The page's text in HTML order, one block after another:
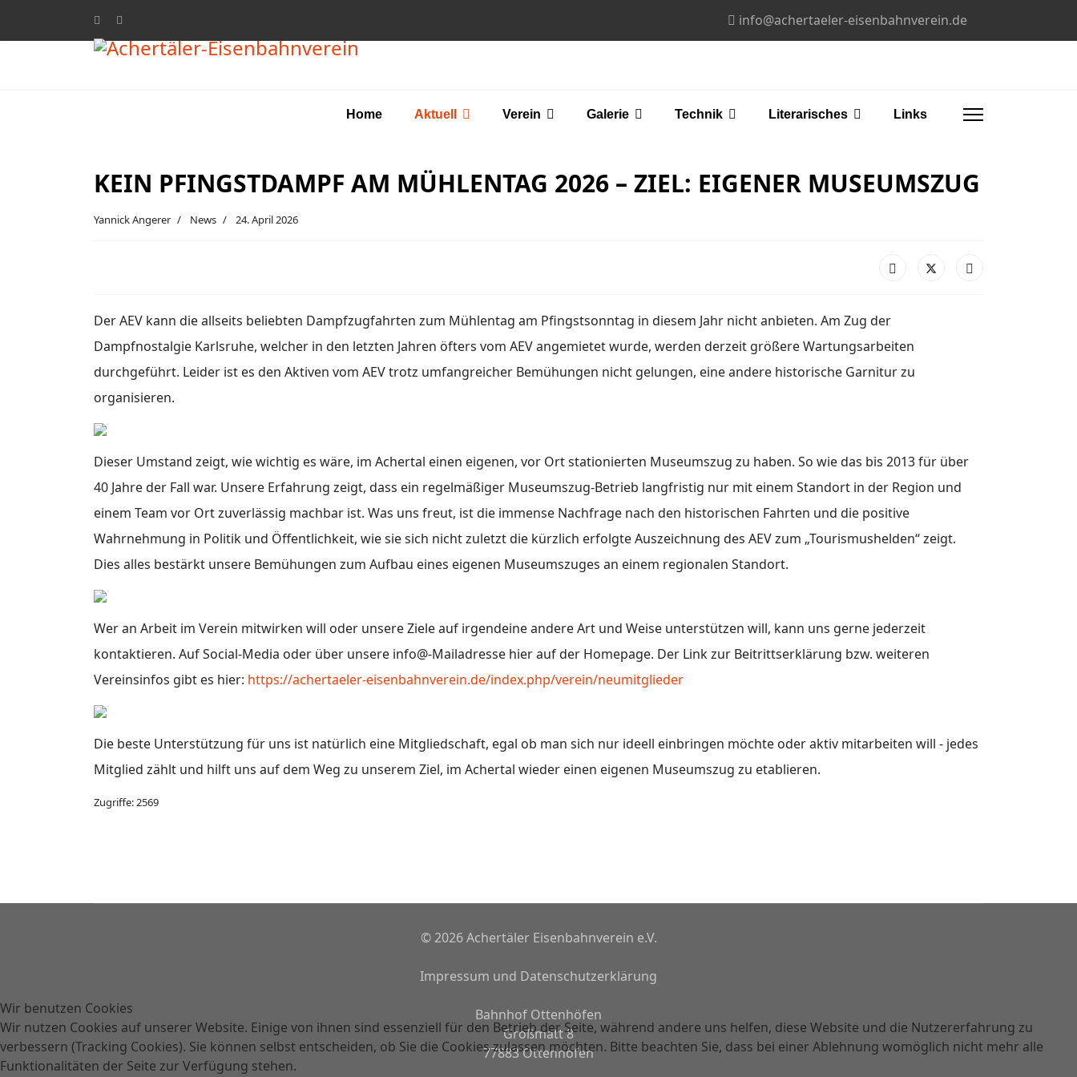
info@achertaeler-eisenbahnverein.de
Home Aktuell Verein Galerie Technik Literarisches Links
KEIN PFINGSTDAMPF AM MÜHLENTAG 2026 – ZIEL: EIGENER MUSEUMSZUG
Yannick Angerer News 24. April 2026
Der AEV kann die allseits beliebten Dampfzugfahrten zum Mühlentag am Pfingstsonntag in diesem Jahr nicht anbieten. Am Zug der
Dampfnostalgie Karlsruhe, welcher in den letzten Jahren öfters vom AEV angemietet wurde, werden derzeit größere Wartungsarbeiten
durchgeführt. Leider ist es den Aktiven vom AEV trotz umfangreicher Bemühungen nicht gelungen, eine andere historische Garnitur zu
organisieren.
Dieser Umstand zeigt, wie wichtig es wäre, im Achertal einen eigenen, vor Ort stationierten Museumszug zu haben. So wie das bis 2013 für über
40 Jahre der Fall war. Unsere Erfahrung zeigt, dass ein regelmäßiger Museumszug-Betrieb langfristig nur mit einem Standort in der Region und
einem Team vor Ort zuverlässig machbar ist. Was uns freut, ist die immense Nachfrage nach den historischen Fahrten und die positive
Wahrnehmung in Politik und Öffentlichkeit, wie sie sich nicht zuletzt die kürzlich erfolgte Auszeichnung des AEV zum „Tourismushelden“ zeigt.
Dies alles bestärkt unsere Bemühungen zum Aufbau eines eigenen Museumszuges an einem regionalen Standort.
Wer an Arbeit im Verein mitwirken will oder unsere Ziele auf irgendeine andere Art und Weise unterstützen will, kann uns gerne jederzeit
kontaktieren. Auf Social-Media oder über unsere info@-Mailadresse hier auf der Homepage. Der Link zur Beitrittserklärung bzw. weiteren
Vereinsinfos gibt es hier: https://achertaeler-eisenbahnverein.de/index.php/verein/neumitglieder
Die beste Unterstützung für uns ist natürlich eine Mitgliedschaft, egal ob man sich nur ideell einbringen möchte oder aktiv mitarbeiten will - jedes
Mitglied zählt und hilft uns auf dem Weg zu unserem Ziel, im Achertal wieder einen eigenen Museumszug zu etablieren.
Zugriffe: 2569
© 2026 Achertäler Eisenbahnverein e.V.
Impressum und Datenschutzerklärung
Bahnhof Ottenhöfen
Großmatt 8
77883 Ottenhöfen
Wir benutzen Cookies
Wir nutzen Cookies auf unserer Website. Einige von ihnen sind essenziell für den Betrieb der Seite, während andere uns helfen, diese Website und die Nutzererfahrung zu
verbessern (Tracking Cookies). Sie können selbst entscheiden, ob Sie die Cookies zulassen möchten. Bitte beachten Sie, dass bei einer Ablehnung womöglich nicht mehr alle
Funktionalitäten der Seite zur Verfügung stehen.